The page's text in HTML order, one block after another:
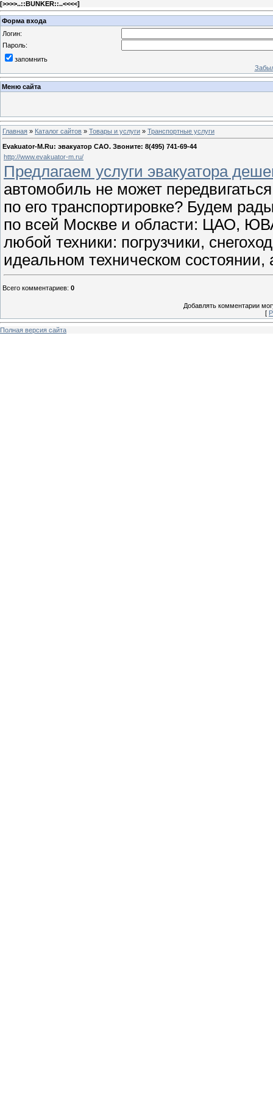
[>>>>..::BUNKER::..<<<<]
Форма входа
Логин:
Пароль:
запомнить
Меню сайта
Главная » Каталог сайтов » Товары и услуги » Транспортные услуги
Evakuator-M.Ru: эвакуатор САО. Звоните: 8(495) 741-69-44
http://www.evakuator-m.ru/
Предлагаем услуги эвакуатора
автомобиль не может
по его транспортировке? Будем
по всей Москве и области: ЦАО,
любой техники: погрузчики,
идеальном техническом состоянии,
Всего комментариев: 0
Добавлять комментарии
[
Полная версия сайта